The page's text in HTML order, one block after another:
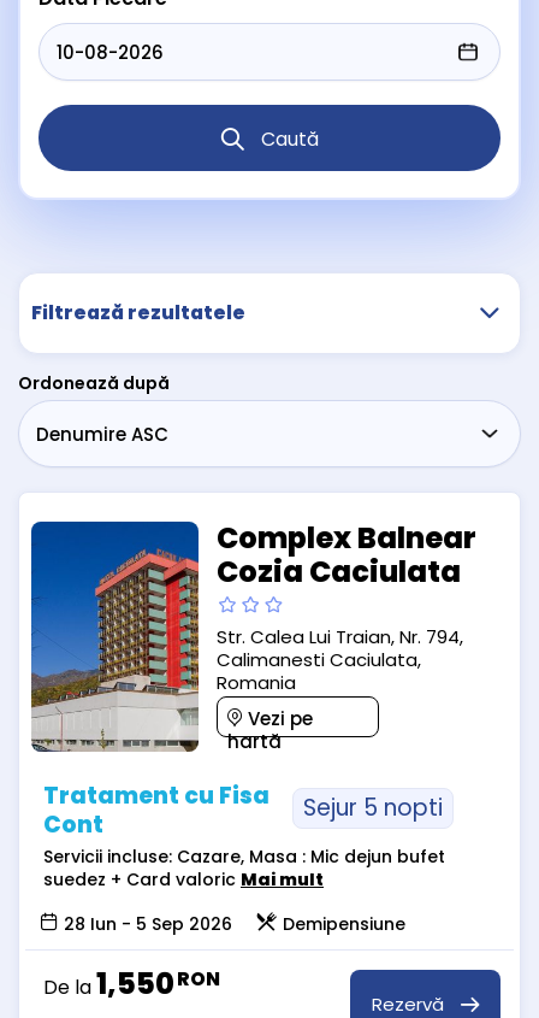
Caută
Filtrează rezultatele
Ordonează după
Complex Balnear
Cozia Caciulata
Str. Calea Lui Traian, Nr. 794,
Calimanesti Caciulata,
Romania
Vezi pe
hartă
Tratament cu Fisa
Cont
Sejur 5 nopti
Servicii incluse: Cazare, Masa : Mic dejun bufet
suedez + Card valoric Mai mult
28 Iun - 5 Sep 2026
Demipensiune
De la1,550RON
Rezervă